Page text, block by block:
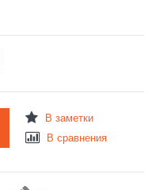
В заметки
В сравнения